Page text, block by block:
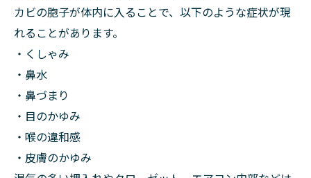
カビの胞子が体内に入ることで、以下のような症状が現
れることがあります。
・くしゃみ
・鼻水
・鼻づまり
・目のかゆみ
・喉の違和感
・皮膚のかゆみ